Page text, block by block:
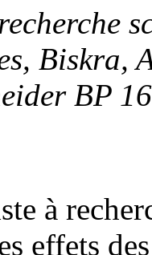
Biskra,
BP
à
effets